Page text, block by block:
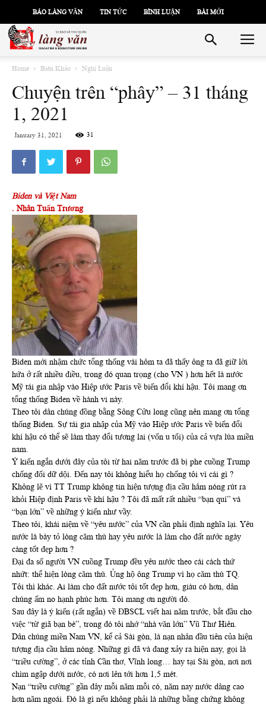
BÁO LÀNG VĂN TIN TỨC BÌNH LUẬN BÀI MỚI
Home Biên Khảo Nghị Luận
Chuyện trên “phây” – 31 tháng
1, 2021
January 31, 2021 31
Biden và Việt Nam
. Nhân Tuấn Trương
Biden mới nhậm chức tổng thống vài hôm ta đã thấy ông ta đã giữ lời
hứa ở rất nhiều điều, trong đó quan trọng (cho VN ) hơn hết là nước
Mỹ tái gia nhập vào Hiệp ước Paris về biến đổi khí hậu. Tôi mang ơn
tổng thống Biden về hành vi này.
Theo tôi dân chúng đồng bằng Sông Cửu long cũng nên mang ơn tổng
thống Biden. Sự tái gia nhập của Mỹ vào Hiệp ước Paris về biến đổi
khí hậu có thể sẽ làm thay đổi tương lai (vốn u tối) của cả vựa lúa miền
nam.
Ý kiến ngắn dưới đây của tôi từ hai năm trước đã bị phe cuồng Trump
chống đối dữ dội. Đến nay tôi không hiểu họ chống tôi vì cái gì ?
Không lẽ vì TT Trump không tin hiện tượng địa cầu hâm nóng rút ra
khỏi Hiệp định Paris về khí hậu ? Tôi đã mất rất nhiều “bạn quí” và
“bạn lớn” về những ý kiến như vầy.
Theo tôi, khái niệm về “yêu nước” của VN cần phải định nghĩa lại. Yêu
nước là bày tỏ lòng căm thù hay yêu nước là làm cho đất nước ngày
càng tốt đẹp hơn ?
Đại đa số người VN cuồng Trump đều yêu nước theo cái cách thứ
nhứt: thể hiện lòng căm thù. Ủng hộ ông Trump vì họ căm thù TQ.
Tôi thì khác. Ai làm cho đất nước tôi tốt đẹp hơn, giàu có hơn, dân
chúng ấm no hạnh phúc hơn. Tôi mang ơn người đó.
Sau đây là ý kiến (rất ngắn) về ĐBSCL viết hai năm trước, bắt đầu cho
việc “từ giã bạn bè”, trong đó tôi nhớ “nhà văn lớn” Vũ Thư Hiên.
Dân chúng miền Nam VN, kể cả Sài gòn, là nạn nhân đầu tiên của hiện
tượng địa cầu hâm nóng. Những gì đã và đang xảy ra hiện nay, gọi là
“triều cường”, ở các tỉnh Cần thơ, Vĩnh long… hay tại Sài gòn, nơi nơi
chìm ngập dưới nước, có nơi lên tới hơn 1,5 mét.
Nạn “triều cường” gần đây mỗi năm mỗi có, năm nay nước dâng cao
hơn năm ngoái. Đó là gì nếu không phải là những bằng chứng không